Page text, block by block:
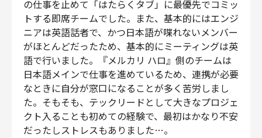
の仕事を止めて「はたらくタブ」に最優先でコミッ
トする即席チームでした。また、基本的にはエンジ
ニアは英語話者で、かつ日本語が喋れないメンバー
がほとんどだったため、基本的にミーティングは英
語で行いました。『メルカリ ハロ』側のチームは
日本語メインで仕事を進めているため、連携が必要
なときに自分が窓口になることが多く苦労しまし
た。そもそも、テックリードとして大きなプロジェ
クト入ることも初めての経験で、最初はかなり不安
だったしストレスもありました…。